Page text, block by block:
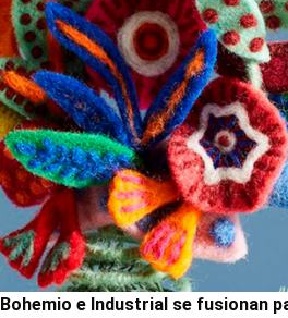
Bohemio e Industrial se fusionan